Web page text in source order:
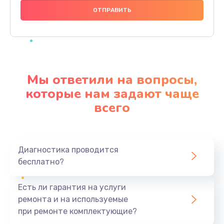
1000 руб.
Заказать
Профилактическая чистка
Заказать
Мы ответили на вопросы,
которые нам задают чаще
всего
Диагностика проводится
бесплатно?
Есть ли гарантия на услуги
ремонта и на используемые
при ремонте комплектующие?